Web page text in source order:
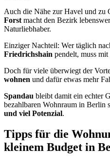
Auch die Nähe zur Havel und zu
Forst macht den Bezirk
Naturliebhaber.
Einziger Nachteil: Wer täglich
Friedrichshain pendelt, muss
Doch für viele überwiegt der
wohnen und dafür etwas mehr
Spandau bleibt damit ein echter
bezahlbaren Wohnraum in Berlin
und viel Potenzial.
Tipps für die
kleinem Budget in